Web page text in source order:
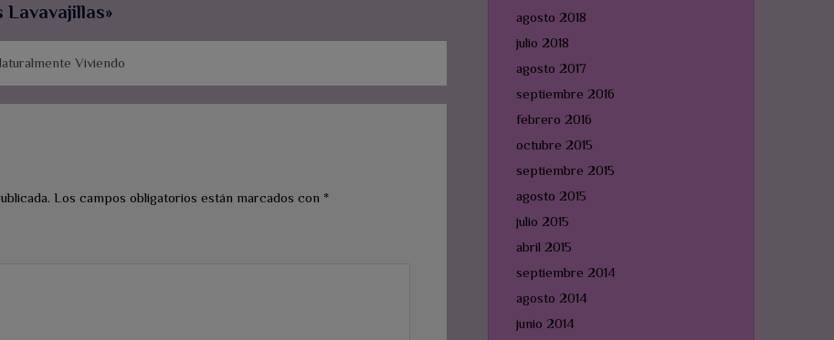
Lavavajillas»
Viviendo
Los campos obligatorios están marcados con *
agosto 2018
julio 2018
agosto 2017
septiembre 2016
febrero 2016
octubre 2015
septiembre 2015
agosto 2015
julio 2015
abril 2015
septiembre 2014
agosto 2014
junio 2014